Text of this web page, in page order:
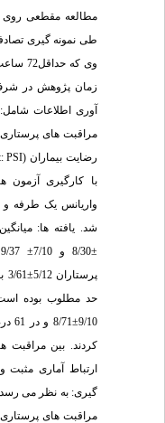
طی نمونه گیری تصادفی
وی که
زمان پژوهش در شرف
آوری اطلاعات شامل:
با کارگیری آزمون
واریانس یک طرفه و
±8/
حد مطلوب بوده است.
9/
کردند. بین مراقبت
گیری: به نظر می رسد
مراقبت های پرستاری